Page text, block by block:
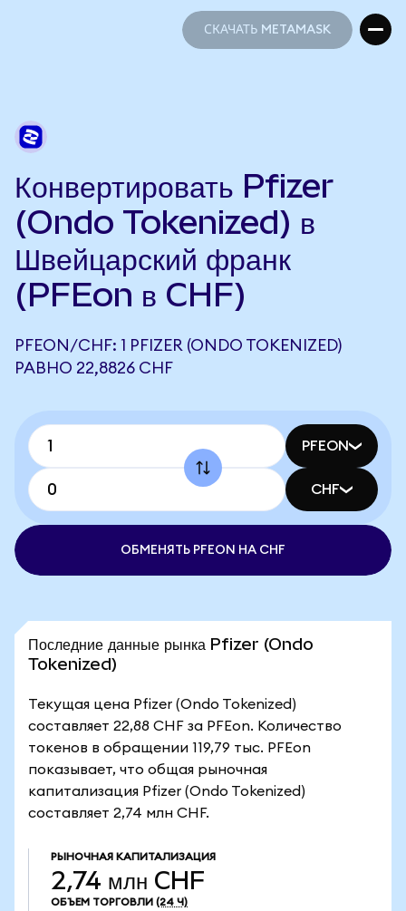
СКАЧАТЬ METAMASK
Конвертировать Pfizer
(Ondo Tokenized) в
Швейцарский франк
(PFEon в CHF)
PFEON/CHF: 1 PFIZER (ONDO TOKENIZED)
РАВНО 22,8826 CHF
PFEON
CHF
ОБМЕНЯТЬ PFEON НА CHF
Последние данные рынка Pfizer (Ondo
Tokenized)
Текущая цена Pfizer (Ondo Tokenized)
составляет 22,88 CHF за PFEon. Количество
токенов в обращении 119,79 тыс. PFEon
показывает, что общая рыночная
капитализация Pfizer (Ondo Tokenized)
составляет 2,74 млн CHF.
РЫНОЧНАЯ КАПИТАЛИЗАЦИЯ
2,74 млн CHF
ОБЪЕМ ТОРГОВЛИ (24 Ч)